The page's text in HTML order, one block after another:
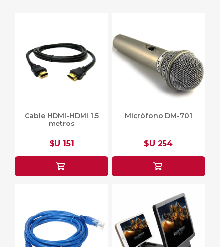
Cable HDMI-HDMI 1.5
metros
$U 151
Micrófono DM-701
$U 254